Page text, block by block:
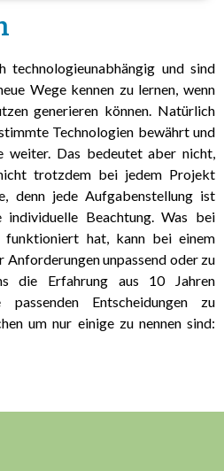
technologieunabhängig und sind
Wege kennen zu lernen, wenn
generieren können. Natürlich
Technologien bewährt und
weiter. Das bedeutet aber nicht,
trotzdem bei jedem Projekt
denn jede Aufgabenstellung ist
Beachtung. Was bei
funktioniert hat, kann bei einem
Anforderungen unpassend oder zu
die Erfahrung aus 10 Jahren
passenden Entscheidungen zu
um nur einige zu nennen sind: